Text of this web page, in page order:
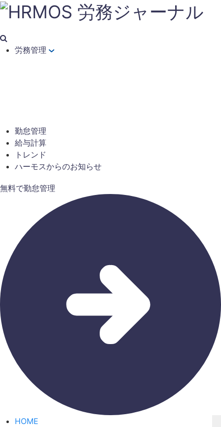
労務管理
勤怠管理
給与計算
トレンド
ハーモスからのお知らせ
無料で勤怠管理
HOME